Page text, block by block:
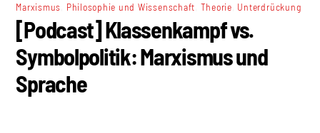
Marxismus Philosophie und Wissenschaft Theorie Unterdrückung
[Podcast] Klassenkampf vs.
Symbolpolitik: Marxismus und
Sprache